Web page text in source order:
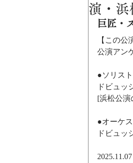
演・浜
巨匠・
【この公
公演アン
●ソリス
ドビュッ
[浜松公演
●オーケ
ドビュッ